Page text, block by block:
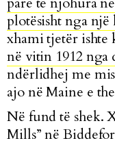
plotësisht nga
xhami tjetër ishte
në vitin 1912 nga
ndërlidhej me
ajo në Maine e
Në fund të shek.
Mills”në